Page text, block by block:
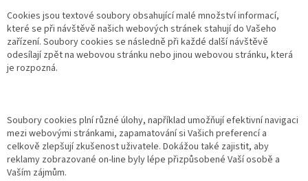
Cookies jsou textové soubory obsahující malé množství informací,
které se při návštěvě našich webových stránek stahují do Vašeho
zařízení. Soubory cookies se následně při každé další návštěvě
odesílají zpět na webovou stránku nebo jinou webovou stránku, která
je rozpozná.
Soubory cookies plní různé úlohy, například umožňují efektivní navigaci
mezi webovými stránkami, zapamatování si Vašich preferencí a
celkově zlepšují zkušenost uživatele. Dokážou také zajistit, aby
reklamy zobrazované on-line byly lépe přizpůsobené Vaší osobě a
Vaším zájmům.